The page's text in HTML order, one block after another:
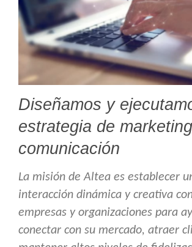
Diseñamos y
estrategia de
comunicación
La misión de Altea es establecer
interacción dinámica y creativa
empresas y organizaciones para
conectar con su mercado, atraer